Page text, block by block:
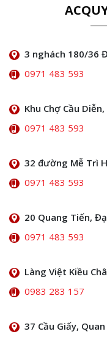
3 nghách 180/36
0971 483 593
Khu Chợ Cầu
0971 483 593
32 đường Mễ Trì
0971 483 593
20 Quang Tiến,
0971 483 593
Làng Việt Kiều
0983 283 157
37 Cầu Giấy,